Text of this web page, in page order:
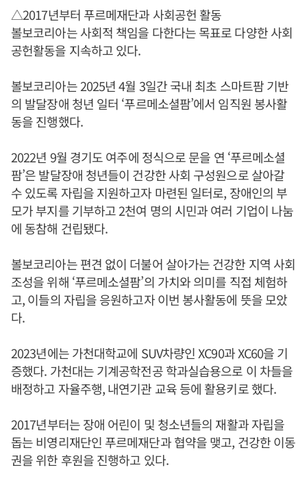
△2017년부터 푸르메재단과 사회공헌 활동
볼보코리아는 사회적 책임을 다한다는 목표로 다양한 사회
공헌활동을 지속하고 있다.
볼보코리아는 2025년 4월 3일간 국내 최초 스마트팜 기반
의 발달장애 청년 일터 ‘푸르메소셜팜’에서 임직원 봉사활
동을 진행했다.
2022년 9월 경기도 여주에 정식으로 문을 연 ‘푸르메소셜
팜’은 발달장애 청년들이 건강한 사회 구성원으로 살아갈
수 있도록 자립을 지원하고자 마련된 일터로, 장애인의 부
모가 부지를 기부하고 2천여 명의 시민과 여러 기업이 나눔
에 동참해 건립됐다.
볼보코리아는 편견 없이 더불어 살아가는 건강한 지역 사회
조성을 위해 ‘푸르메소셜팜’의 가치와 의미를 직접 체험하
고, 이들의 자립을 응원하고자 이번 봉사활동에 뜻을 모았
다.
2023년에는 가천대학교에 SUV차량인 XC90과 XC60을 기
증했다. 가천대는 기계공학전공 학과실습용으로 이 차들을
배정하고 자율주행, 내연기관 교육 등에 활용키로 했다.
2017년부터는 장애 어린이 및 청소년들의 재활과 자립을
돕는 비영리재단인 푸르메재단과 협약을 맺고, 건강한 이동
권을 위한 후원을 진행하고 있다.